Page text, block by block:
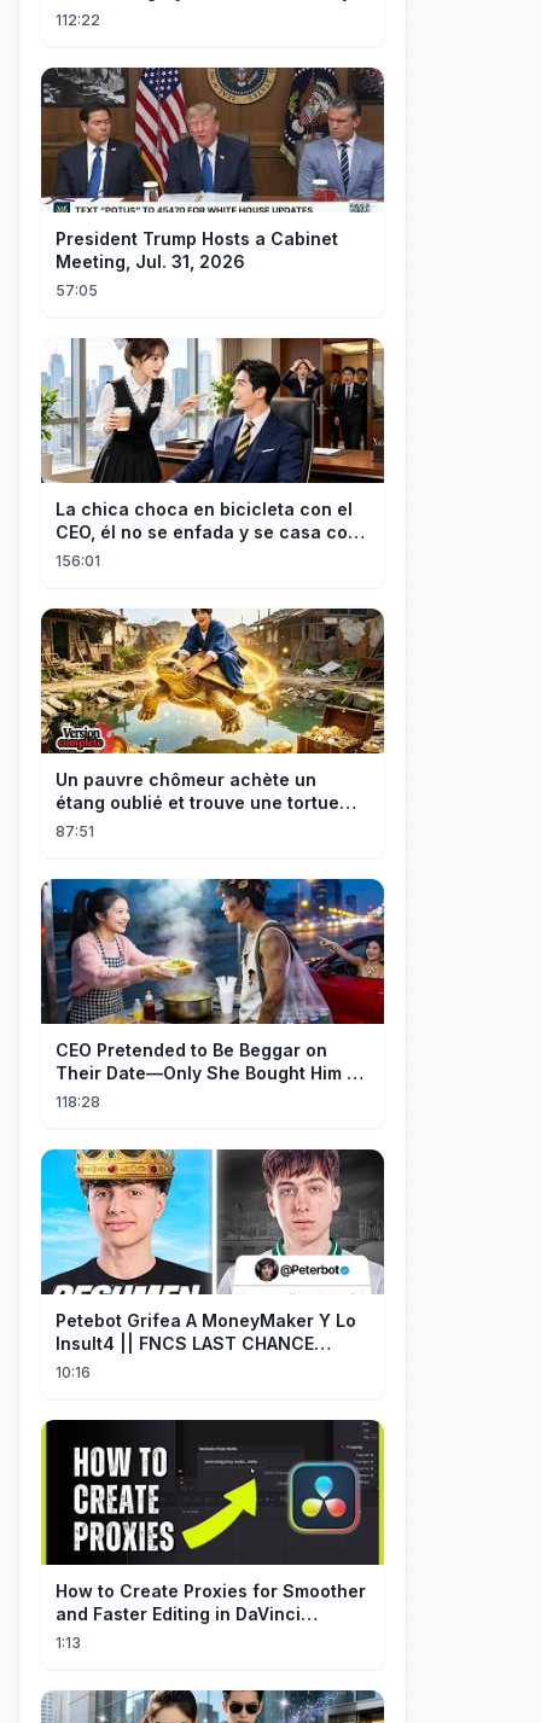
him!
112:22
President Trump Hosts a Cabinet
Meeting, Jul. 31, 2026
57:05
La chica choca en bicicleta con el
CEO, él no se enfada y se casa con
ella enseguida!
156:01
Un pauvre chômeur achète un
étang oublié et trouve une tortue
d’or à 180 000$ ! Sa vie bascule !
87:51
CEO Pretended to Be Beggar on
Their Date—Only She Bought Him a
Meal, and He Fell in Love!
118:28
Petebot Grifea A MoneyMaker Y Lo
Insult4 || FNCS LAST CHANCE
Resumen
10:16
How to Create Proxies for Smoother
and Faster Editing in DaVinci
Resolve
1:13